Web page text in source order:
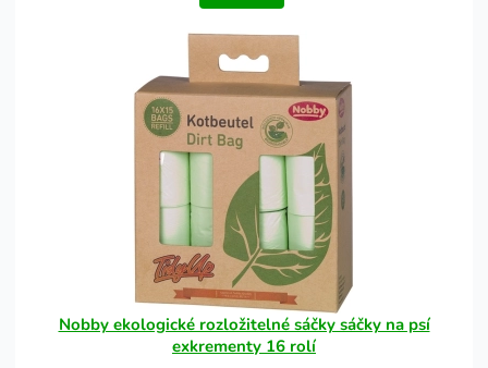
Nobby ekologické rozložitelné sáčky sáčky na psí
exkrementy 16 rolí